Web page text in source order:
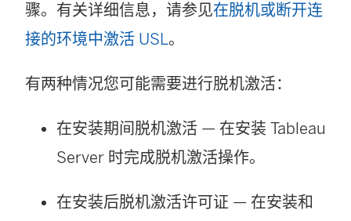
骤。有关详细信息，请参见在脱机或断开连
接的环境中激活 USL。
有两种情况您可能需要进行脱机激活：
在安装期间脱机激活 — 在安装 Tableau
Server 时完成脱机激活操作。
在安装后脱机激活许可证 — 在安装和